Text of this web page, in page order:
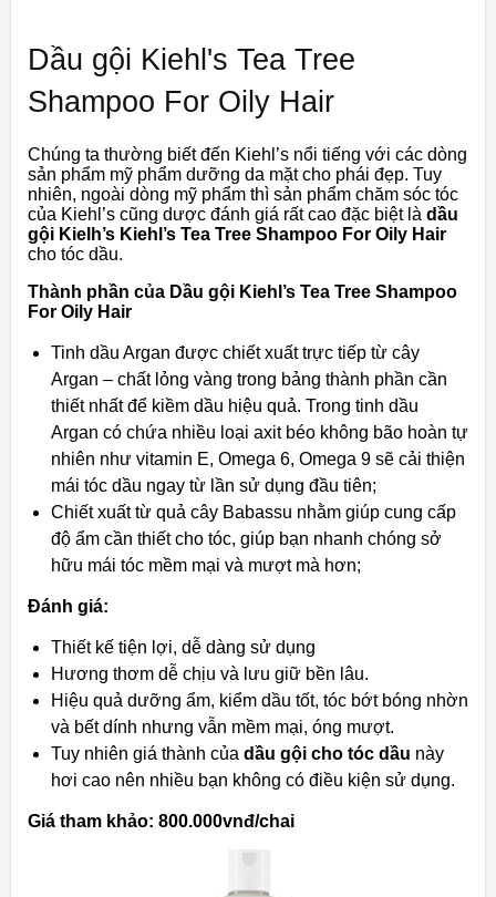
Dầu gội Kiehl's Tea Tree
Shampoo For Oily Hair
Chúng ta thường biết đến Kiehl’s nổi tiếng với các dòng
sản phẩm mỹ phẩm dưỡng da mặt cho phái đẹp. Tuy
nhiên, ngoài dòng mỹ phẩm thì sản phẩm chăm sóc tóc
của Kiehl’s cũng dược đánh giá rất cao đặc biệt là dầu
gội Kielh’s Kiehl’s Tea Tree Shampoo For Oily Hair
cho tóc dầu.
Thành phần của Dầu gội Kiehl’s Tea Tree Shampoo
For Oily Hair
Tinh dầu Argan được chiết xuất trực tiếp từ cây
Argan – chất lỏng vàng trong bảng thành phần cần
thiết nhất để kiềm dầu hiệu quả. Trong tinh dầu
Argan có chứa nhiều loại axit béo không bão hoàn tự
nhiên như vitamin E, Omega 6, Omega 9 sẽ cải thiện
mái tóc dầu ngay từ lần sử dụng đầu tiên;
Chiết xuất từ quả cây Babassu nhằm giúp cung cấp
độ ẩm cần thiết cho tóc, giúp bạn nhanh chóng sở
hữu mái tóc mềm mại và mượt mà hơn;
Đánh giá:
Thiết kế tiện lợi, dễ dàng sử dụng
Hương thơm dễ chịu và lưu giữ bền lâu.
Hiệu quả dưỡng ẩm, kiểm dầu tốt, tóc bớt bóng nhờn
và bết dính nhưng vẫn mềm mại, óng mượt.
Tuy nhiên giá thành của dầu gội cho tóc dầu này
hơi cao nên nhiều bạn không có điều kiện sử dụng.
Giá tham khảo: 800.000vnđ/chai